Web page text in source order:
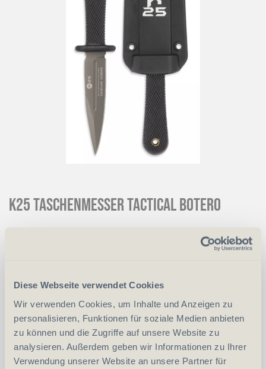
Diese Webseite verwendet Cookies
Wir verwenden Cookies, um Inhalte und Anzeigen zu
personalisieren, Funktionen für soziale Medien anbieten
zu können und die Zugriffe auf unsere Website zu
analysieren. Außerdem geben wir Informationen zu Ihrer
Verwendung unserer Website an unsere Partner für
K25 Taschenmesser Tactical Botero
Art.55766
vergleichen
Anzahl Stück -
In den Warenkorb